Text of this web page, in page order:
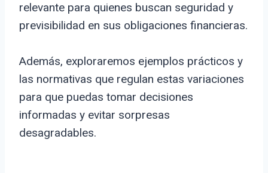
relevante para quienes buscan seguridad y
previsibilidad en sus obligaciones financieras.
Además, exploraremos ejemplos prácticos y
las normativas que regulan estas variaciones
para que puedas tomar decisiones
informadas y evitar sorpresas
desagradables.